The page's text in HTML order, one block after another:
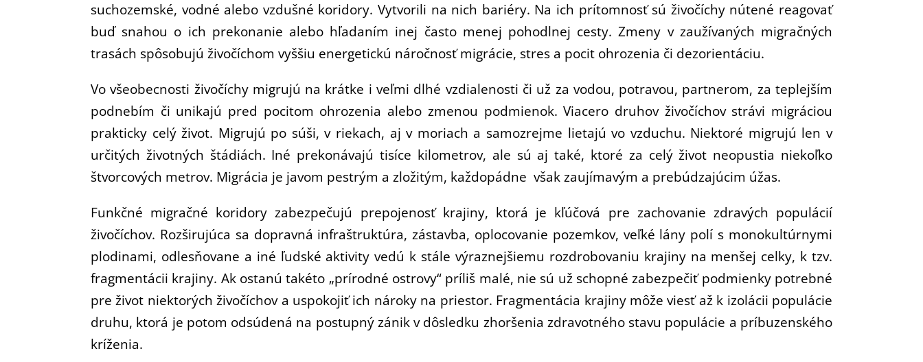
suchozemské, vodné alebo vzdušné koridory. Vytvorili na nich bariéry. Na ich prítomnosť sú živočíchy nútené reagovať
buď snahou o ich prekonanie alebo hľadaním inej často menej pohodlnej cesty. Zmeny v zaužívaných migračných
trasách spôsobujú živočíchom vyššiu energetickú náročnosť migrácie, stres a pocit ohrozenia či dezorientáciu.
Vo všeobecnosti živočíchy migrujú na krátke i veľmi dlhé vzdialenosti či už za vodou, potravou, partnerom, za teplejším
podnebím či unikajú pred pocitom ohrozenia alebo zmenou podmienok. Viacero druhov živočíchov strávi migráciou
prakticky celý život. Migrujú po súši, v riekach, aj v moriach a samozrejme lietajú vo vzduchu. Niektoré migrujú len v
určitých životných štádiách. Iné prekonávajú tisíce kilometrov, ale sú aj také, ktoré za celý život neopustia niekoľko
štvorcových metrov. Migrácia je javom pestrým a zložitým, každopádne však zaujímavým a prebúdzajúcim úžas.
Funkčné migračné koridory zabezpečujú prepojenosť krajiny, ktorá je kľúčová pre zachovanie zdravých populácií
živočíchov. Rozširujúca sa dopravná infraštruktúra, zástavba, oplocovanie pozemkov, veľké lány polí s monokultúrnymi
plodinami, odlesňovane a iné ľudské aktivity vedú k stále výraznejšiemu rozdrobovaniu krajiny na menšej celky, k tzv.
fragmentácii krajiny. Ak ostanú takéto „prírodné ostrovy“ príliš malé, nie sú už schopné zabezpečiť podmienky potrebné
pre život niektorých živočíchov a uspokojiť ich nároky na priestor. Fragmentácia krajiny môže viesť až k izolácii populácie
druhu, ktorá je potom odsúdená na postupný zánik v dôsledku zhoršenia zdravotného stavu populácie a príbuzenského
kríženia.